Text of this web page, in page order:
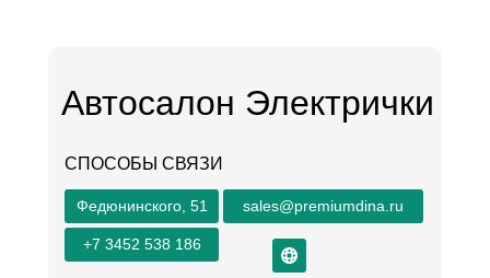
Автосалон Электрички
СПОСОБЫ СВЯЗИ
Федюнинского, 51 sales@premiumdina.ru
+7 3452 538 186